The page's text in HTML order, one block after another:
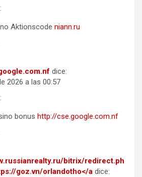
Aktionscode niann.ru
dice:
2026 a las 00:57
bonus http://cse.google.com.nf
bitrix/redirect.ph
goz.vn/orlandotho</a dice: